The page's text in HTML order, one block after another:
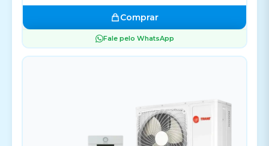
Comprar
Fale pelo WhatsApp